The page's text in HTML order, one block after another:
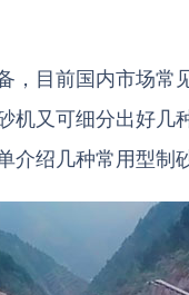
，目前国内市场常
机又可细分出好
绍几种常用型制